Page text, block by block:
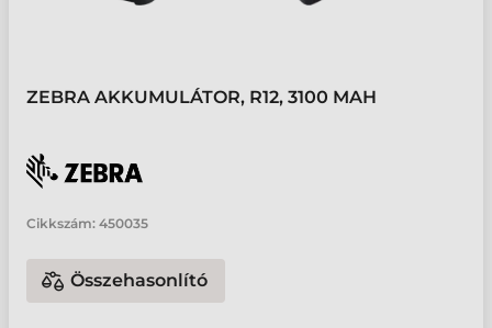
ZEBRA AKKUMULÁTOR, R12, 3100 MAH
Cikkszám: 450035
Összehasonlító